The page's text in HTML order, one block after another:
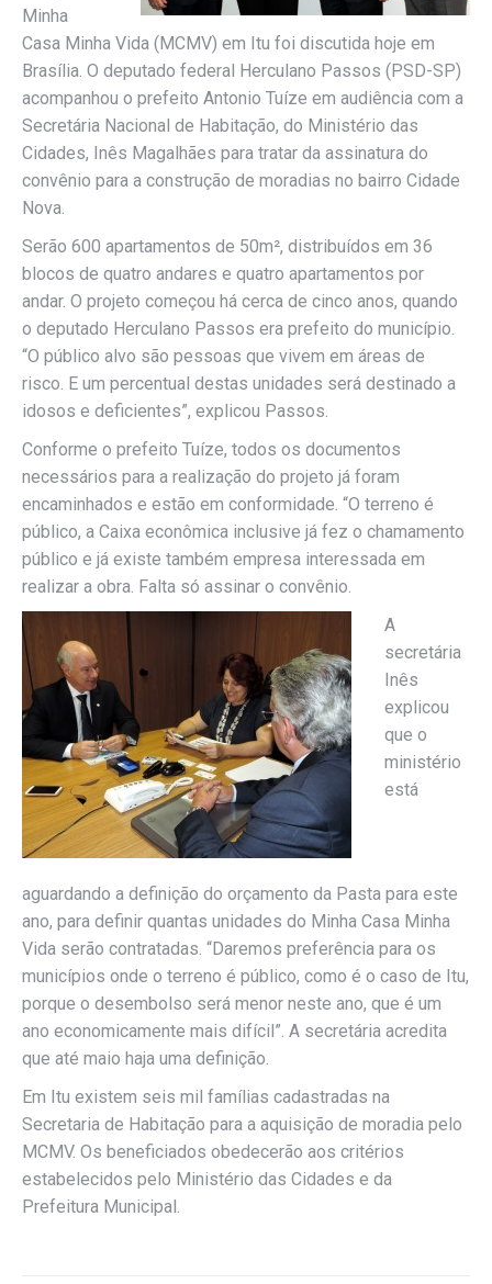
Minha
Casa Minha Vida (MCMV) em Itu foi discutida hoje em
Brasília. O deputado federal Herculano Passos (PSD-SP)
acompanhou o prefeito Antonio Tuíze em audiência com a
Secretária Nacional de Habitação, do Ministério das
Cidades, Inês Magalhães para tratar da assinatura do
convênio para a construção de moradias no bairro Cidade
Nova.
Serão 600 apartamentos de 50m², distribuídos em 36
blocos de quatro andares e quatro apartamentos por
andar. O projeto começou há cerca de cinco anos, quando
o deputado Herculano Passos era prefeito do município.
“O público alvo são pessoas que vivem em áreas de
risco. E um percentual destas unidades será destinado a
idosos e deficientes”, explicou Passos.
Conforme o prefeito Tuíze, todos os documentos
necessários para a realização do projeto já foram
encaminhados e estão em conformidade. “O terreno é
público, a Caixa econômica inclusive já fez o chamamento
público e já existe também empresa interessada em
realizar a obra. Falta só assinar o convênio.
A
secretária
Inês
explicou
que o
ministério
está
aguardando a definição do orçamento da Pasta para este
ano, para definir quantas unidades do Minha Casa Minha
Vida serão contratadas. “Daremos preferência para os
municípios onde o terreno é público, como é o caso de Itu,
porque o desembolso será menor neste ano, que é um
ano economicamente mais difícil”. A secretária acredita
que até maio haja uma definição.
Em Itu existem seis mil famílias cadastradas na
Secretaria de Habitação para a aquisição de moradia pelo
MCMV. Os beneficiados obedecerão aos critérios
estabelecidos pelo Ministério das Cidades e da
Prefeitura Municipal.